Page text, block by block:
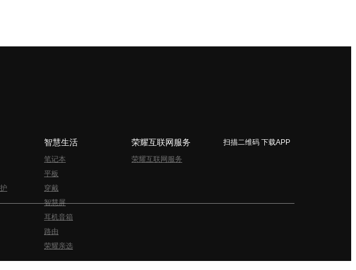
智慧生活
笔记本
平板
穿戴
智慧屏
耳机音箱
路由
荣耀亲选
荣耀互联网服务
荣耀互联网服务
扫描二维码 下载APP